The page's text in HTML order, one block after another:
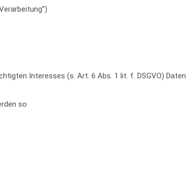
Interesses (s. Art. 6 Abs. 1 lit. f. DSGVO)
so